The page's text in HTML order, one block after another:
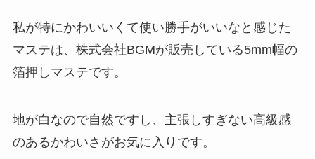
私が特にかわいいくて使い勝手がいいなと感じた
マステは、株式会社BGMが販売している5mm幅の
箔押しマステです。
地が白なので自然ですし、主張しすぎない高級感
のあるかわいさがお気に入りです。